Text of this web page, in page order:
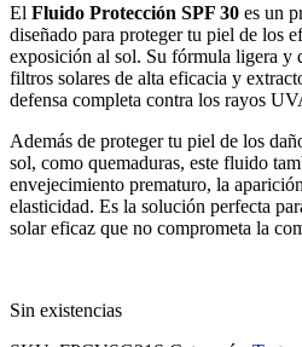
El Fluido Protección SPF 30 es un
diseñado para proteger tu piel de los
exposición al sol. Su fórmula ligera y
filtros solares de alta eficacia y
defensa completa contra los rayos
Además de proteger tu piel de los
sol, como quemaduras, este fluido
envejecimiento prematuro, la
elasticidad. Es la solución perfecta
solar eficaz que no comprometa la
Sin existencias